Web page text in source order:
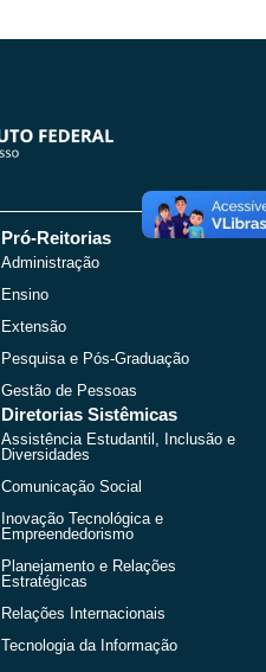
Pró-Reitorias
Administração
Ensino
Extensão
Pesquisa e Pós-Graduação
Gestão de Pessoas
Diretorias Sistêmicas
Assistência Estudantil, Inclusão e
Diversidades
Comunicação Social
Inovação Tecnológica e
Empreendedorismo
Planejamento e Relações
Estratégicas
Relações Internacionais
Tecnologia da Informação